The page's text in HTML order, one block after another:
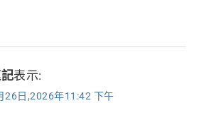
表示:
26日,2026年11:42 下午